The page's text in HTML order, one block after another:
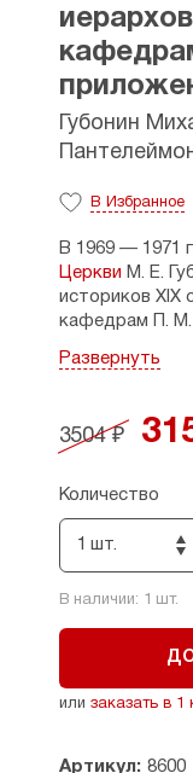
Губонин
В Избранное
В 1969 — 1971
Церкви М. Е.
историков XIX
кафедрам П. М.
замещениям
составителя,
свод. В
Тихоновском
Списки
первой
вероятная
материала
византийские
синодики,
печати XIX —
мемуарная и
Развернуть
3504 ₽
Количество
1 шт.
В наличии: 1 шт.
или заказать в 1
Артикул: 8600